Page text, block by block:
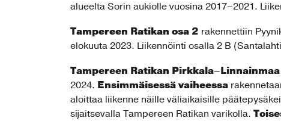
alueelta Sorin aukiolle vuosina 2017–2021.
Tampereen Ratikan osa 2 rakennettiin
elokuuta 2023. Liikennöinti osalla 2 B
Tampereen Ratikan
2024. Ensimmäisessä vaiheessa
aloittaa liikenne näille väliaikaisille
sijaitsevalla Tampereen Ratikan varikolla.